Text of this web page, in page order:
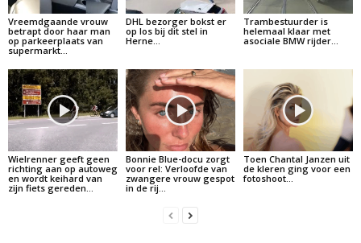
Vreemdgaande vrouw
betrapt door haar man
op parkeerplaats van
supermarkt…
DHL bezorger bokst er
op los bij dit stel in
Herne…
Trambestuurder is
helemaal klaar met
asociale BMW rijder…
Wielrenner geeft geen
richting aan op autoweg
en wordt keihard van
zijn fiets gereden…
Bonnie Blue-docu zorgt
voor rel: Verloofde van
zwangere vrouw gespot
in de rij…
Toen Chantal Janzen uit
de kleren ging voor een
fotoshoot…